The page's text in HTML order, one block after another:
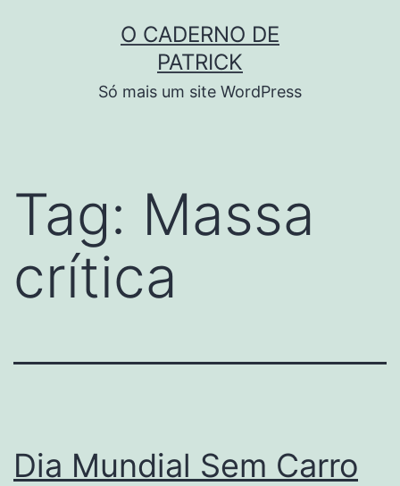
O CADERNO DE
PATRICK
Só mais um site WordPress
Tag: Massa
crítica
Dia Mundial Sem Carro